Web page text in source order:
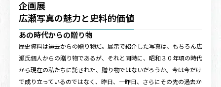
企画展
広瀬写真の魅力と史料的価値
あの時代からの贈り物
歴史資料は過去からの贈り物だ。展示で紹介した写真は、もちろん広
瀬氏個人からの贈り物であるが、それと同時に、昭和３０年頃の時代
から現在の私たちに託された、贈り物ではないだろうか。今は今だけ
で成り立っているのではなく、昨日、一昨日、さらにその先の過去か